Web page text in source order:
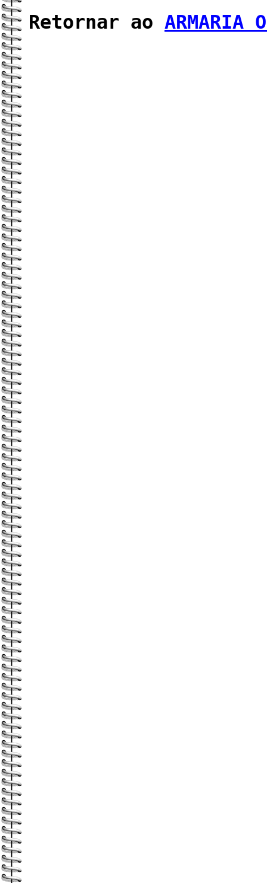
Retornar ao ARMARIA